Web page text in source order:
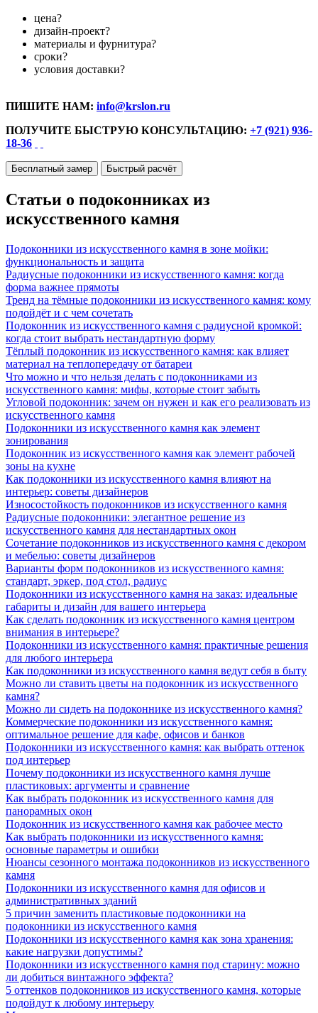
цена?
дизайн-проект?
материалы и фурнитура?
сроки?
условия доставки?
ПИШИТЕ НАМ: info@krslon.ru
ПОЛУЧИТЕ БЫСТРУЮ КОНСУЛЬТАЦИЮ: +7 (921) 936-
18-36
Бесплатный замер Быстрый расчёт
Статьи о подоконниках из
искусственного камня
Подоконники из искусственного камня в зоне мойки:
функциональность и защита
Радиусные подоконники из искусственного камня: когда
форма важнее прямоты
Тренд на тёмные подоконники из искусственного камня: кому
подойдёт и с чем сочетать
Подоконник из искусственного камня с радиусной кромкой:
когда стоит выбрать нестандартную форму
Тёплый подоконник из искусственного камня: как влияет
материал на теплопередачу от батареи
Что можно и что нельзя делать с подоконниками из
искусственного камня: мифы, которые стоит забыть
Угловой подоконник: зачем он нужен и как его реализовать из
искусственного камня
Подоконники из искусственного камня как элемент
зонирования
Подоконник из искусственного камня как элемент рабочей
зоны на кухне
Как подоконники из искусственного камня влияют на
интерьер: советы дизайнеров
Износостойкость подоконников из искусственного камня
Радиусные подоконники: элегантное решение из
искусственного камня для нестандартных окон
Сочетание подоконников из искусственного камня с декором
и мебелью: советы дизайнеров
Варианты форм подоконников из искусственного камня:
стандарт, эркер, под стол, радиус
Подоконники из искусственного камня на заказ: идеальные
габариты и дизайн для вашего интерьера
Как сделать подоконник из искусственного камня центром
внимания в интерьере?
Подоконники из искусственного камня: практичные решения
для любого интерьера
Как подоконники из искусственного камня ведут себя в быту
Можно ли ставить цветы на подоконник из искусственного
камня?
Можно ли сидеть на подоконнике из искусственного камня?
Коммерческие подоконники из искусственного камня:
оптимальное решение для кафе, офисов и банков
Подоконники из искусственного камня: как выбрать оттенок
под интерьер
Почему подоконники из искусственного камня лучше
пластиковых: аргументы и сравнение
Как выбрать подоконник из искусственного камня для
панорамных окон
Подоконник из искусственного камня как рабочее место
Как выбрать подоконники из искусственного камня:
основные параметры и ошибки
Нюансы сезонного монтажа подоконников из искусственного
камня
Подоконники из искусственного камня для офисов и
административных зданий
5 причин заменить пластиковые подоконники на
подоконники из искусственного камня
Подоконники из искусственного камня как зона хранения:
какие нагрузки допустимы?
Подоконники из искусственного камня под старину: можно
ли добиться винтажного эффекта?
5 оттенков подоконников из искусственного камня, которые
подойдут к любому интерьеру